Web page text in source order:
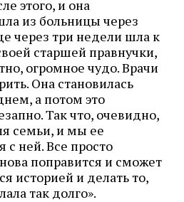
этого, и она
из больницы через
через три недели шла к
старшей правнучки,
огромное чудо. Врачи
Она становилась
а потом это
Так что, очевидно,
семьи, и мы ее
с ней. Все просто
поправится и сможет
историей и делать то,
так долго».